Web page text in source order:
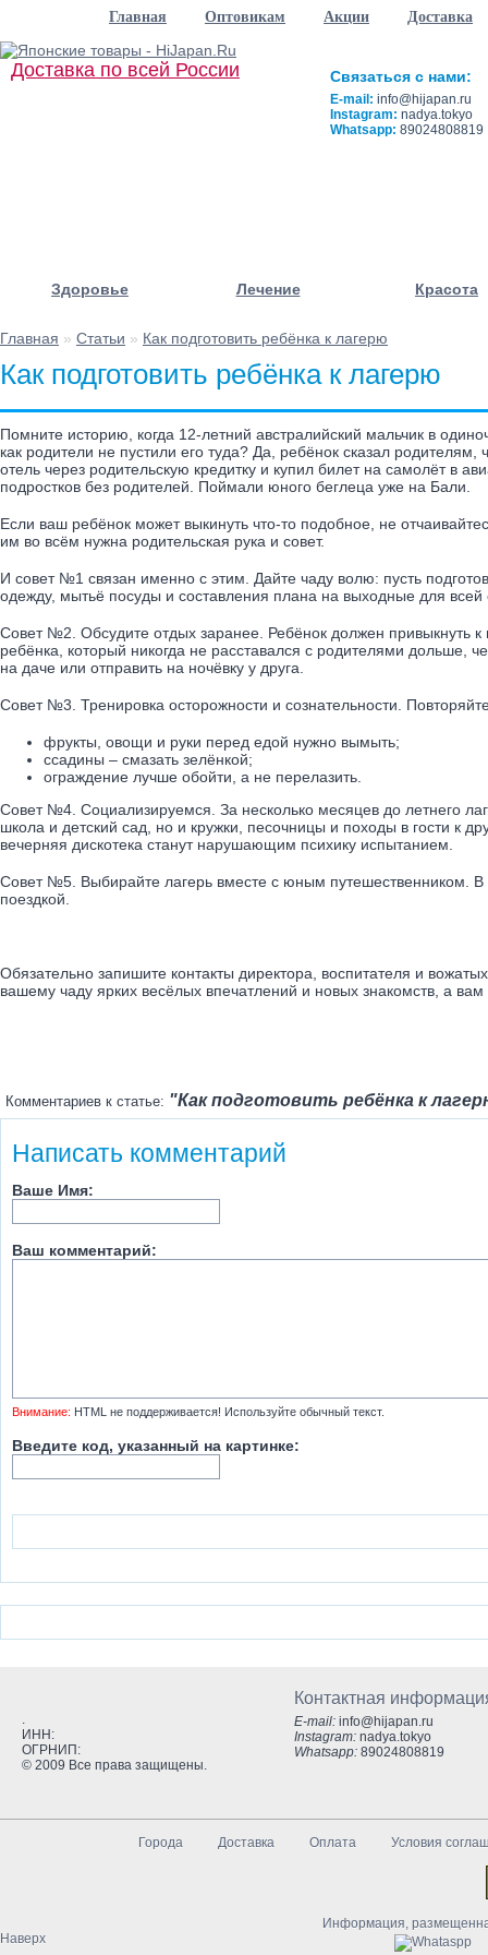
Главная Оптовикам Акции Доставка
Доставка по всей России Связаться с нами:
E-mail: info@hijapan.ru
Instagram: nadya.tokyo
Whatsapp: 89024808819
Здоровье Лечение Красота
Главная » Статьи » Как подготовить ребёнка к лагерю
Как подготовить ребёнка к лагерю
Помните историю, когда 12-летний австралийский мальчик в
как родители не пустили его туда? Да, ребёнок сказал
отель через родительскую кредитку и купил билет на самолёт в
подростков без родителей. Поймали юного беглеца уже на Бали.
Если ваш ребёнок может выкинуть что-то подобное, не
им во всём нужна родительская рука и совет.
И совет №1 связан именно с этим. Дайте чаду волю: пусть
одежду, мытьё посуды и составления плана на выходные для всей
Совет №2. Обсудите отдых заранее. Ребёнок должен привыкнуть
ребёнка, который никогда не расставался с родителями дольше,
на даче или отправить на ночёвку у друга.
Совет №3. Тренировка осторожности и сознательности.
фрукты, овощи и руки перед едой нужно вымыть;
ссадины – смазать зелёнкой;
ограждение лучше обойти, а не перелазить.
Совет №4. Социализируемся. За несколько месяцев до летнего
школа и детский сад, но и кружки, песочницы и походы в гости к
вечерняя дискотека станут нарушающим психику испытанием.
Совет №5. Выбирайте лагерь вместе с юным путешественником.
поездкой.
Обязательно запишите контакты директора, воспитателя и
вашему чаду ярких весёлых впечатлений и новых знакомств, а вам
Комментариев к статье: "Как подготовить ребёнка к
Написать комментарий
Ваше Имя:
Ваш комментарий:
Внимание: HTML не поддерживается! Используйте обычный текст.
Введите код, указанный на картинке:
.
ИНН:
ОГРНИП:
© 2009 Все права защищены.
Контактная
E-mail: info@hijapan.ru
Instagram: nadya.tokyo
Whatsapp: 89024808819
Города Доставка Оплата Условия
Информация,
Наверх